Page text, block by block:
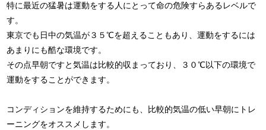
特に最近の猛暑は運動をする人にとって命の危険すらあるレベルで
す。
東京でも日中の気温が３５℃を超えることもあり、運動をするには
あまりにも酷な環境です。
その点早朝ですと気温は比較的収まっており、３０℃以下の環境で
運動をすることができます。
コンディションを維持するためにも、比較的気温の低い早朝にトレ
ーニングをオススメします。